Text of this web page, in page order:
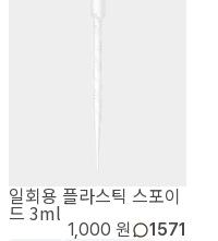
일회용 플라스틱 스포이
드 3ml
1,000 원 1571